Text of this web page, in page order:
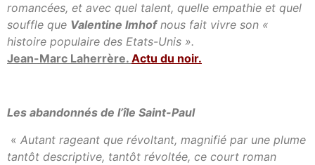
romancées, et avec quel talent, quelle empathie et quel
souffle que Valentine Imhofnous fait vivre son «
histoire populaire des Etats-Unis ».
Jean-Marc Laherrère. Actu du noir.
Les abandonnés de l’île Saint-Paul
« Autant rageant que révoltant, magnifié par une plume
tantôt descriptive, tantôt révoltée, ce court roman